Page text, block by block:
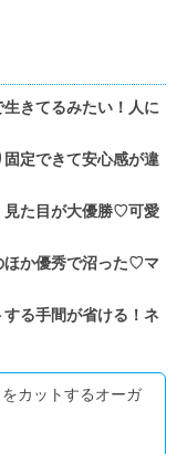
きてるみたい！人に
定できて安心感が違
見た目が大優勝♡可愛
ほか優秀で沼った♡マ
る手間が省ける！ネ
カットするオーガ